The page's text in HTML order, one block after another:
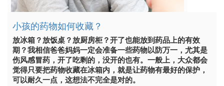
小孩的药物如何收藏？
放冰箱？放饭桌？放厨房柜？开了也能放到药品上的有效
期？我相信爸爸妈妈一定会准备一些药物以防万一，尤其是
伤风感冒药，开了吃剩的，没开的也有。一般上，大众都会
觉得只要把药物收藏在冰箱内，就是让药物有最好的保护，
可以耐久一点，这想法不完全是对的。